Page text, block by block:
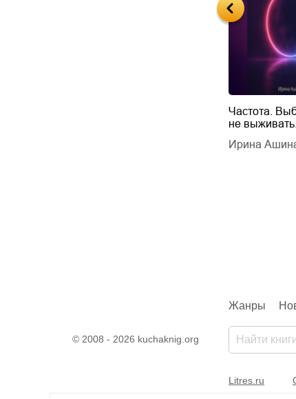
Частота.
не выживать.
Ирина
© 2008 - 2026 kuchaknig.org
Жанры
Litres.ru